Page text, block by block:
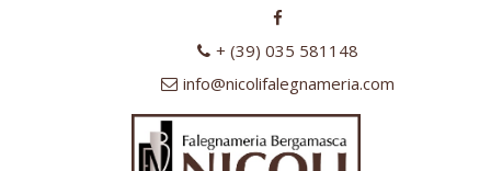
+ (39) 035 581148
info@nicolifalegnameria.com